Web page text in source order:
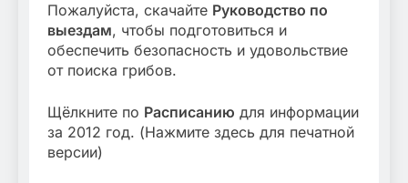
Пожалуйста, скачайте Руководство по
выездам, чтобы подготовиться и
обеспечить безопасность и удовольствие
от поиска грибов.
Щёлкните по Расписанию для информации
за 2012 год. (Нажмите здесь для печатной
версии)